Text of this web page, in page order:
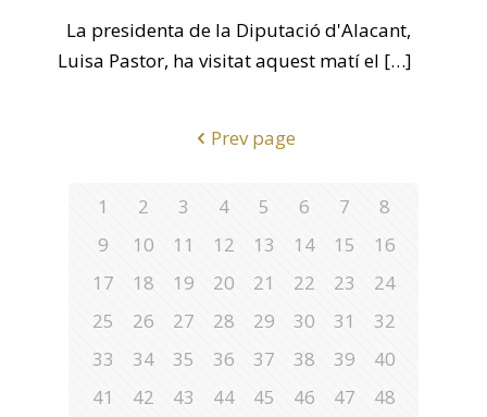
La presidenta de la Diputació d'Alacant,
Luisa Pastor, ha visitat aquest matí el […]
Prev page
1 2 3 4 5 6 7
8
9
10 11 12 13 14 15
16
17
18 19 20 21 22 23
24
25
26 27 28 29 30 31
32
33
34 35 36 37 38 39
40
41
42 43 44 45 46 47
48